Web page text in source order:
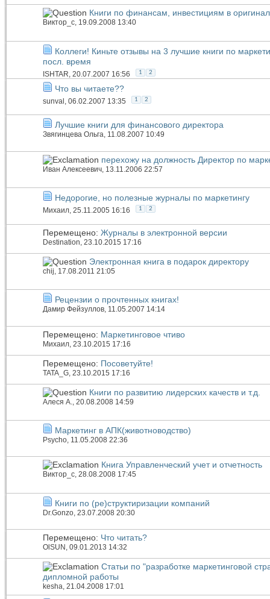
Книги по финансам, инвестициям в
Виктор_c, 19.09.2008 13:40
Коллеги! Киньте отзывы на 3 лучшие книги по
посл. время
ISHTAR , 20.07.2007 16:56 1 2
Что вы читаете??
sunval , 06.02.2007 13:35 1 2
Лучшие книги для финансового директора
Звягинцева Ольга, 11.08.2007 10:49
перехожу на должность Директор по
Иван Алексеевич , 13.11.2006 22:57
Недорогие, но полезные журналы по маркетингу
Михаил, 25.11.2005 16:16 1 2
Перемещено: Журналы в электронной версии
Destination , 23.10.2015 17:16
Электронная книга в подарок директору
chij , 17.08.2011 21:05
Рецензии о прочтенных книгах!
Дамир Фейзуллов, 11.05.2007 14:14
Перемещено: Маркетинговое чтиво
Михаил , 23.10.2015 17:16
Перемещено: Посоветуйте!
TATA_G , 23.10.2015 17:16
Книги по развитию лидерских качеств и т.д.
Алеся А. , 20.08.2008 14:59
Маркетинг в АПК(животноводство)
Psycho, 11.05.2008 22:36
Книга Управленческий учет и отчетность
Виктор_c, 28.08.2008 17:45
Книги по (ре)структиризации компаний
Dr.Gonzo, 23.07.2008 20:30
Перемещено: Что читать?
OlSUN , 09.01.2013 14:32
Статьи по "разработке маркетинговой
дипломной работы
kesha, 21.04.2008 17:01